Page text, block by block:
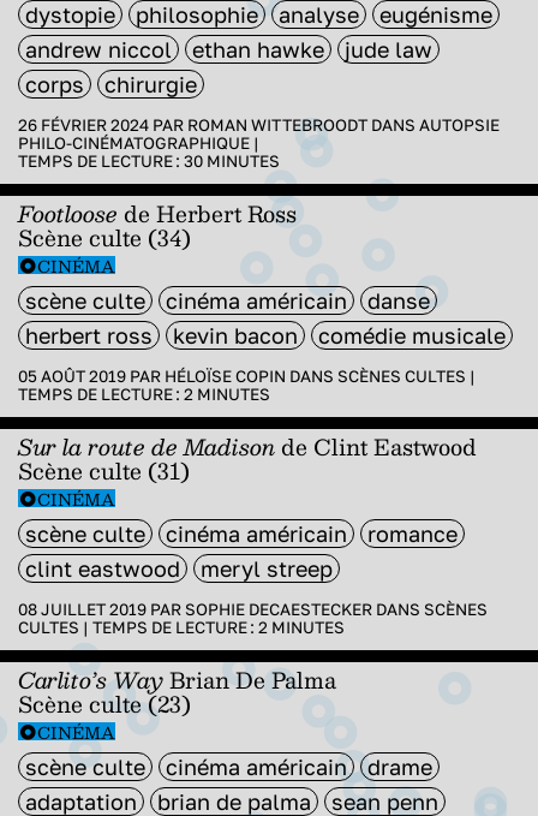
dystopie philosophie analyse
eugénisme
andrew niccol
ethan hawke
jude law
corps
chirurgie
26 FÉVRIER 2024 PAR ROMAN WITTEBROODT DANS AUTOPSIE
PHILO-CINÉMATOGRAPHIQUE |
TEMPS DE LECTURE : 30 MINUTES
Footloose deHerbert Ross
Scène culte (34)
CINÉMA
scène culte cinéma américain
danse
herbert ross
kevin bacon comédie musicale
05 AOÛT 2019 PAR HÉLOÏSE COPIN DANS SCÈNES CULTES |
TEMPS DE LECTURE : 2 MINUTES
Sur la route de Madisonde Clint Eastwood
Scène culte (31)
CINÉMA
scène culte cinéma américain
romance
clint eastwood
meryl streep
08 JUILLET 2019 PAR SOPHIE DECAESTECKER DANS SCÈNES
CULTES | TEMPS DE LECTURE : 2 MINUTES
Carlito’s WayBrian De Palma
Scène culte (23)
CINÉMA
scène culte cinéma américain
drame
adaptation
brian de palma
sean penn